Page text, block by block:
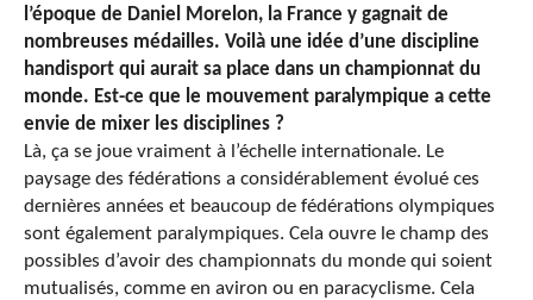
l’époque de Daniel Morelon, la France y gagnait de
nombreuses médailles. Voilà une idée d’une discipline
handisport qui aurait sa place dans un championnat du
monde. Est-ce que le mouvement paralympique a cette
envie de mixer les disciplines ?
Là, ça se joue vraiment à l’échelle internationale. Le
paysage des fédérations a considérablement évolué ces
dernières années et beaucoup de fédérations olympiques
sont également paralympiques. Cela ouvre le champ des
possibles d’avoir des championnats du monde qui soient
mutualisés, comme en aviron ou en paracyclisme. Cela